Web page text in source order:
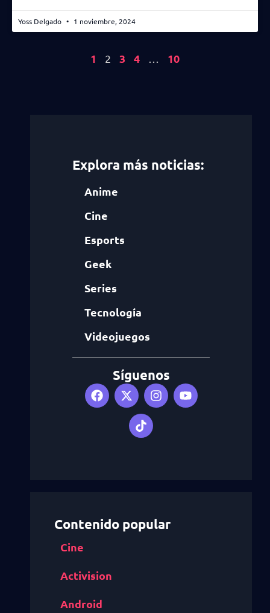
Yoss Delgado 1 noviembre, 2024
1 2 3 4 10
Explora más noticias:
Anime
Cine
Esports
Geek
Series
Tecnología
Videojuegos
Síguenos
Contenido popular
Cine
Activision
Android